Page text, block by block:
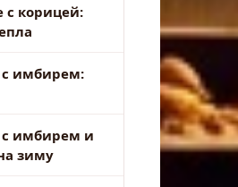
с корицей:
с имбирем:
с имбирем и
зиму